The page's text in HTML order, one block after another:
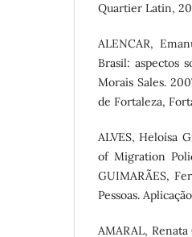
Quartier Latin,
ALENCAR,
Brasil: aspectos
Morais Sales.
de Fortaleza,
ALVES, Heloísa
of Migration
GUIMARÃES,
Pessoas.
AMARAL,